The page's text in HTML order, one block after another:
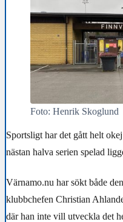
Foto: Henrik Skoglund
Sportsligt har det gått helt
nästan halva serien spelad
Värnamo.nu har sökt både
klubbchefen Christian
där han inte vill utveckla det